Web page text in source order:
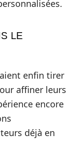
LE
enfin tirer
affiner leurs
encore
déjà en